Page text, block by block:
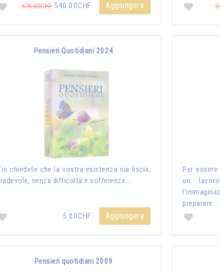
676.00CHF540.00CHF Aggiungere
Pensieri Quotidiani 2024
chiedete che la vostra esistenza sia liscia,
senza difficoltà e sofferenze...
5.00CHF Aggiungere
Per
un
preparare …
Pensieri quotidiani 2009